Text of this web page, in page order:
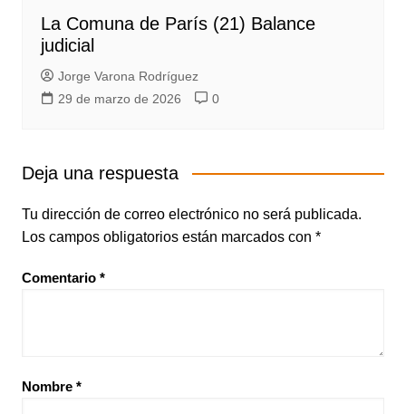
La Comuna de París (21) Balance
judicial
Jorge Varona Rodríguez
29 de marzo de 2026
0
Deja una respuesta
Tu dirección de correo electrónico no será publicada.
Los campos obligatorios están marcados con *
Comentario *
Nombre *